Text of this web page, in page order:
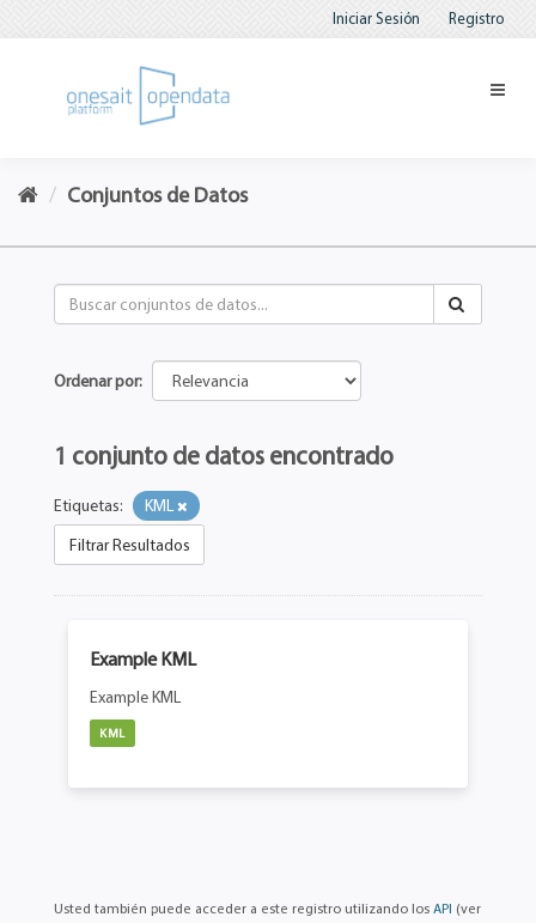
Iniciar Sesión Registro
Conjuntos de Datos
Ordenar por
1 conjunto de datos encontrado
Etiquetas:
KML
Filtrar Resultados
Example KML
Example KML
KML
Usted también puede acceder a este registro utilizando los API (ver